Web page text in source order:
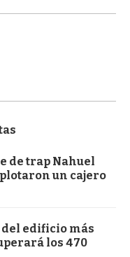
de trap Nahuel
un cajero
edificio más
los 470